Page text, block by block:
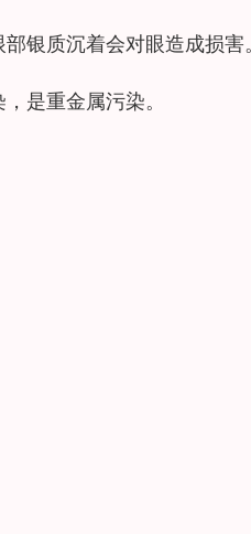
银质沉着会对眼造成损害
是重金属污染。